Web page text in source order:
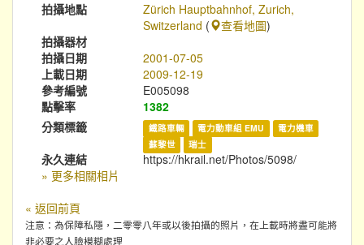
拍攝地點
Zürich Hauptbahnhof, Zurich,
Switzerland ( 查看地圖)
拍攝器材
拍攝日期
2001-07-05
上載日期
2009-12-19
參考編號
E005098
點擊率
1382
分類標籤
鐵路車輛 電力動車組 EMU
電力機車
蘇黎世
瑞士
永久連結
https://hkrail.net/Photos/5098/
» 更多相關相片
« 返回前頁
注意：為保障私隱，二零零八年或以後拍攝的照片，在上載時將盡可能將
非必要之人臉模糊處理